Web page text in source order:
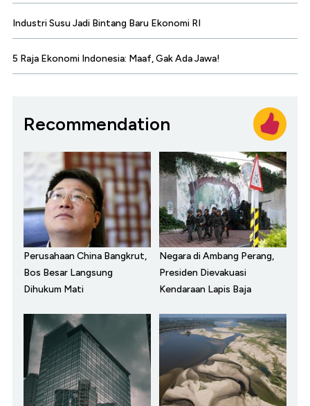
Industri Susu Jadi Bintang Baru Ekonomi RI
5 Raja Ekonomi Indonesia: Maaf, Gak Ada Jawa!
Recommendation
Perusahaan China Bangkrut,
Bos Besar Langsung
Dihukum Mati
Negara di Ambang Perang,
Presiden Dievakuasi
Kendaraan Lapis Baja